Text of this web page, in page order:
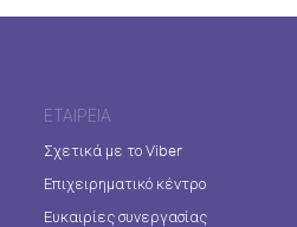
ΕΤΑΙΡΕΊΑ
Σχετικά με το Viber
Επιχειρηματικό κέντρο
Ευκαιρίες συνεργασίας